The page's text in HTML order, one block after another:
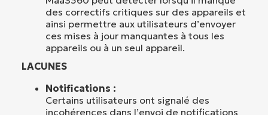
des correctifs critiques sur des appareils et
ainsi permettre aux utilisateurs d’envoyer
ces mises à jour manquantes à tous les
appareils ou à un seul appareil.
LACUNES
Notifications :
Certains utilisateurs ont signalé des
incohérences dans l’envoi de notifications